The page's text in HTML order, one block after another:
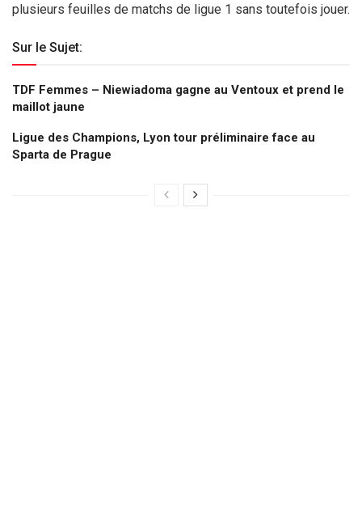
plusieurs feuilles de matchs de ligue 1 sans toutefois jouer.
Sur le Sujet:
TDF Femmes – Niewiadoma gagne au Ventoux et prend le
maillot jaune
Ligue des Champions, Lyon tour préliminaire face au
Sparta de Prague